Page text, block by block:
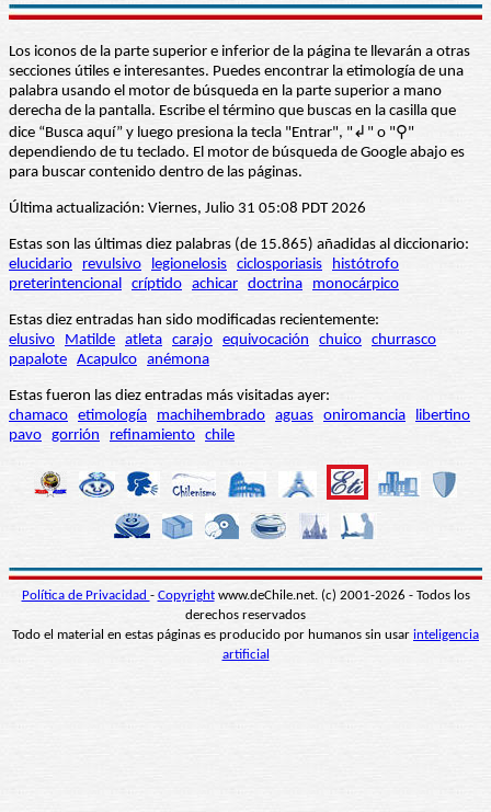
Los iconos de la parte superior e inferior de la página te llevarán a otras
secciones útiles e interesantes. Puedes encontrar la etimología de una
palabra usando el motor de búsqueda en la parte superior a mano
derecha de la pantalla. Escribe el término que buscas en la casilla que
dice “Busca aquí” y luego presiona la tecla "Entrar", "↲" o "⚲"
dependiendo de tu teclado. El motor de búsqueda de Google abajo es
para buscar contenido dentro de las páginas.
Última actualización: Viernes, Julio 31 05:08 PDT 2026
Estas son las últimas diez palabras (de 15.865) añadidas al diccionario:
elucidario
revulsivo legionelosis ciclosporiasis
histótrofo
preterintencional críptido achicar doctrina monocárpico
Estas diez entradas han sido modificadas recientemente:
elusivo
Matilde atleta carajo equivocación chuico churrasco
papalote Acapulco anémona
Estas fueron las diez entradas más visitadas ayer:
chamaco etimología machihembrado aguas oniromancia
libertino
pavo gorrión refinamiento chile
Política de Privacidad - Copyrightwww.deChile.net. (c) 2001-2026 - Todos los
derechos reservados
Todo el material en estas páginas es producido por humanos sin usar inteligencia
artificial